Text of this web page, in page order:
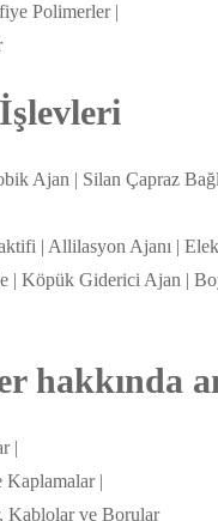
Polimerler |
Ajan | Silan Çapraz
| Allilasyon Ajanı |
| Köpük Giderici Ajan |
hakkında
|
|
Kablolar ve Borular